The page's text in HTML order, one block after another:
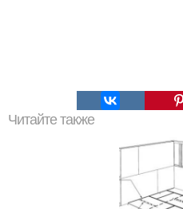
Читайте также